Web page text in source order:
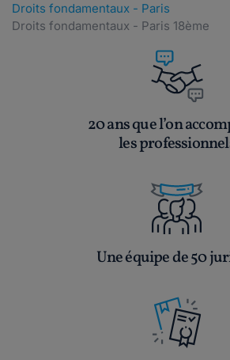
Droits fondamentaux - Paris
Droits fondamentaux - Paris 18ème
20 ans que l’on
les
Une équipe de 50